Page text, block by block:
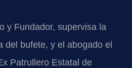
y Fundador, supervisa la
del bufete, y el abogado el
Patrullero Estatal de